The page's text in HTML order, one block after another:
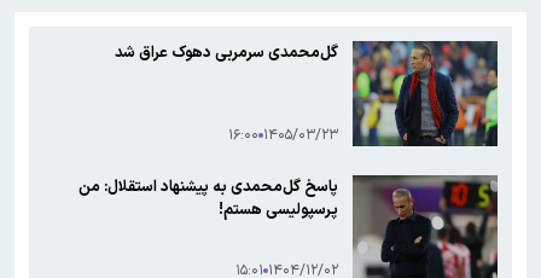
یافته جدید: سرعت گرمایش جهانی در یک دهه گذشته تقریباً دو برابر
شده است
جزئیات جدید افزایش سنوات بازنشستگی/ چه کسانی باید بیشتر کار کنند و
چه افرادی معاف هستند؟
گل‌محمدی سرمربی دهوک عراق شد
۱۴۰۵/۰۳/۲۳ ۱۶:۰۰
پاسخ گل‌محمدی به پیشنهاد استقلال: من
پرسپولیسی هستم!
۱۴۰۴/۱۲/۰۲ ۱۵:۰۱